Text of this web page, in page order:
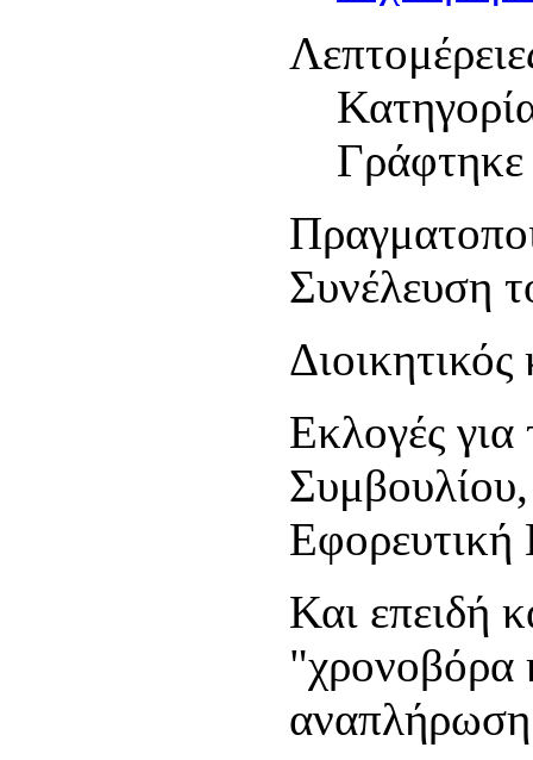
Συνέλευση
Εκλογές για
Εφορευτική
Και επειδή
"χρονοβόρα